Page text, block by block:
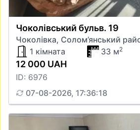
Чоколівський бульв. 19
Чоколівка, Солом’янський
1 кімната
33 м2
12 000 UAH
ID: 6976
07-08-2026, 17:36:18